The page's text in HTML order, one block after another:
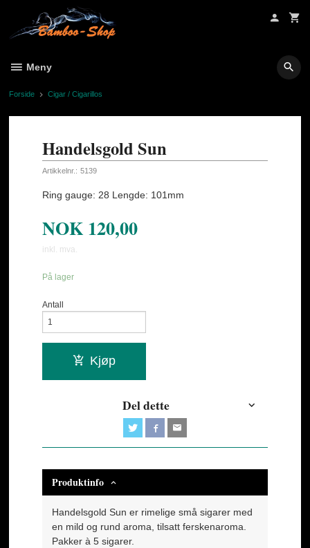
innholdet
Meny
Forside Cigar / Cigarillos
Handelsgold Sun
Artikkelnr.: 5139
Ring gauge: 28 Lengde: 101mm
NOK 120,00
inkl. mva.
På lager
Antall
Kjøp
Del dette
Produktinfo
Handelsgold Sun er rimelige små sigarer med
en mild og rund aroma, tilsatt ferskenaroma.
Pakker à 5 sigarer.